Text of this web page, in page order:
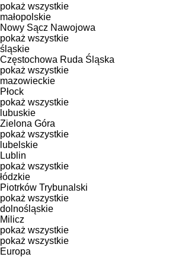
pokaż wszystkie
małopolskie
Nowy Sącz Nawojowa
pokaż wszystkie
śląskie
Częstochowa Ruda Śląska
pokaż wszystkie
mazowieckie
Płock
pokaż wszystkie
lubuskie
Zielona Góra
pokaż wszystkie
lubelskie
Lublin
pokaż wszystkie
łódzkie
Piotrków Trybunalski
pokaż wszystkie
dolnośląskie
Milicz
pokaż wszystkie
pokaż wszystkie
Europa